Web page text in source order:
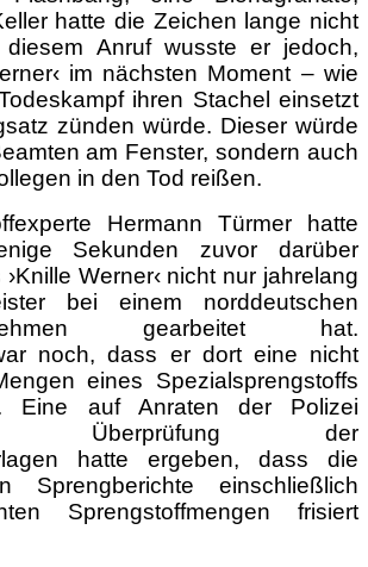
hatte die Zeichen lange nicht
Anruf wusste er jedoch,
im nächsten Moment – wie
ihren Stachel einsetzt
zünden würde. Dieser würde
am Fenster, sondern auch
in den Tod reißen.
Hermann Türmer hatte
Sekunden zuvor darüber
Werner‹ nicht nur jahrelang
bei einem norddeutschen
gearbeitet hat.
noch, dass er dort eine nicht
eines Spezialsprengstoffs
Eine auf Anraten der Polizei
Überprüfung der
hatte ergeben, dass die
Sprengberichte einschließlich
Sprengstoffmengen frisiert